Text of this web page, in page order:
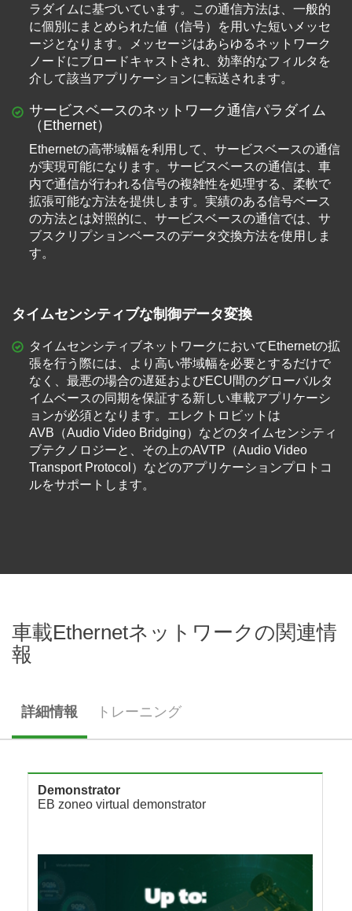
ラダイムに基づいています。この通信方法は、一般的
に個別にまとめられた値（信号）を用いた短いメッセ
ージとなります。メッセージはあらゆるネットワーク
ノードにブロードキャストされ、効率的なフィルタを
介して該当アプリケーションに転送されます。
サービスベースのネットワーク通信パラダイム
（Ethernet）
Ethernetの高帯域幅を利用して、サービスベースの通信
が実現可能になります。サービスベースの通信は、車
内で通信が行われる信号の複雑性を処理する、柔軟で
拡張可能な方法を提供します。実績のある信号ベース
の方法とは対照的に、サービスベースの通信では、サ
ブスクリプションベースのデータ交換方法を使用しま
す。
タイムセンシティブな制御データ変換
タイムセンシティブネットワークにおいてEthernetの拡
張を行う際には、より高い帯域幅を必要とするだけで
なく、最悪の場合の遅延およびECU間のグローバルタ
イムベースの同期を保証する新しい車載アプリケーシ
ョンが必須となります。エレクトロビットは
AVB（Audio Video Bridging）などのタイムセンシティ
ブテクノロジーと、その上のAVTP（Audio Video
Transport Protocol）などのアプリケーションプロトコ
ルをサポートします。
車載Ethernetネットワークの関連情
報
詳細情報 トレーニング
Demonstrator
EB zoneo virtual demonstrator